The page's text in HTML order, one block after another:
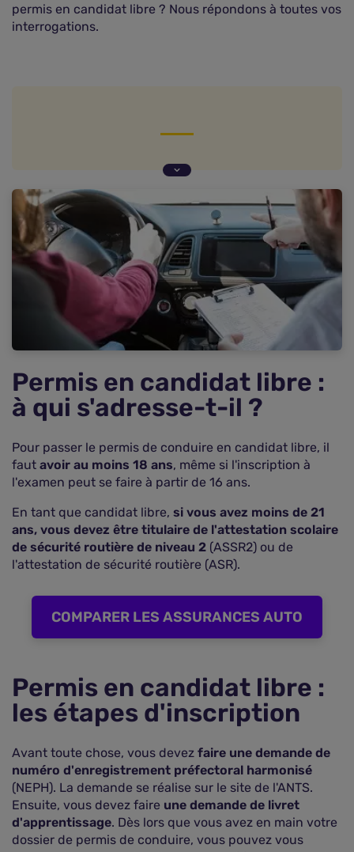
permis en candidat libre ? Nous répondons à toutes vos
interrogations.
Permis en candidat libre : les étapes d'inscription
Permis en candidat libre : l'apprentissage de la
conduite pour le passer
Permis en candidat libre : comment l'obtenir ?
Permis en candidat libre : combien ça coûte ?
Permis en candidat libre : quelle assurance auto
pour votre formation ?
Permis en candidat libre :
à qui s'adresse-t-il ?
Pour passer le permis de conduire en candidat libre, il
faut avoir au moins 18 ans, même si l'inscription à
l'examen peut se faire à partir de 16 ans.
En tant que candidat libre, si vous avez moins de 21
ans, vous devez être titulaire de l'attestation scolaire
de sécurité routière de niveau 2 (ASSR2) ou de
l'attestation de sécurité routière (ASR).
COMPARER LES ASSURANCES AUTO
Permis en candidat libre :
les étapes d'inscription
Avant toute chose, vous devez faire une demande de
numéro d'enregistrement préfectoral harmonisé
(NEPH). La demande se réalise sur le site de l'ANTS.
Ensuite, vous devez faire une demande de livret
d'apprentissage. Dès lors que vous avez en main votre
dossier de permis de conduire, vous pouvez vous